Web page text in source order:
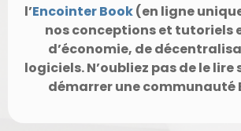
l’Encointer Book(en ligne
nos conceptions et tutoriels
d’économie, de
logiciels. N’oubliez pas de le lire
démarrer une communauté